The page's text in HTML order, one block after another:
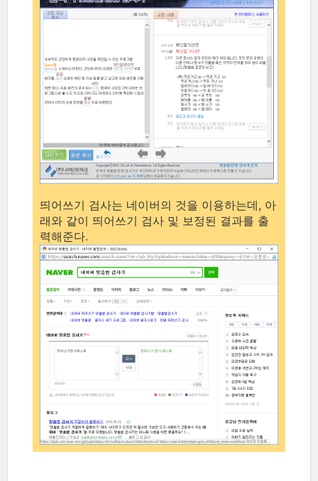
띄어쓰기 검사는 네이버의 것을 이용하는데, 아
래와 같이 띄어쓰기 검사 및 보정된 결과를 출
력해준다.